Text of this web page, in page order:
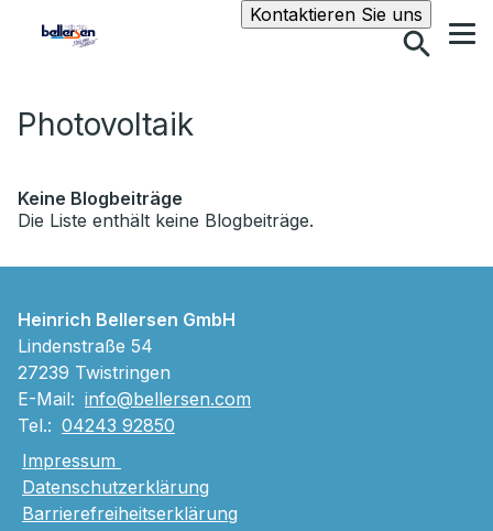
Kontaktieren Sie unsSuche
Photovoltaik
Keine Blogbeiträge
Die Liste enthält keine Blogbeiträge.
Heinrich Bellersen GmbH
Lindenstraße 54
27239 Twistringen
E-Mail: info@bellersen.com
Tel.: 04243 92850
Impressum
Datenschutzerklärung
Barrierefreiheitserklärung